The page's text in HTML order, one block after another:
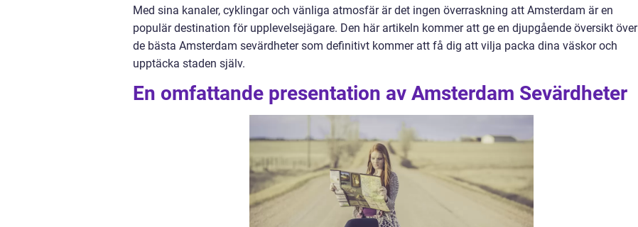
Med sina kanaler, cyklingar och vänliga atmosfär är det ingen överraskning att Amsterdam är en
populär destination för upplevelsejägare. Den här artikeln kommer att ge en djupgående översikt över
de bästa Amsterdam sevärdheter som definitivt kommer att få dig att vilja packa dina väskor och
upptäcka staden själv.
En omfattande presentation av Amsterdam Sevärdheter